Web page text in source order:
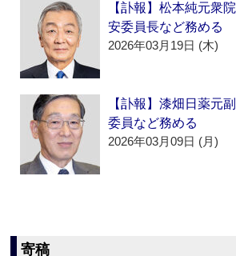
【訃報】松本純元衆
安委員長など務める
2026年03月19日 (木)
【訃報】漆畑日薬元
委員など務める
2026年03月09日 (月)
寄稿